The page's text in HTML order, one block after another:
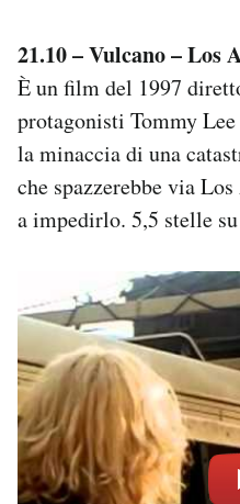
21.10 – Vulcano – Los
È un film del 1997
protagonisti Tommy Lee
la minaccia di una
che spazzerebbe via
a impedirlo. 5,5 stelle